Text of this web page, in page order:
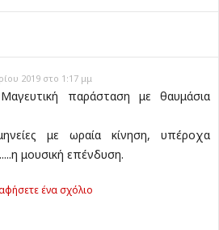
2019 στο 1:17 μμ
παράσταση με θαυμάσια
με ωραία κίνηση, υπέροχα
μουσική επένδυση.
ένα σχόλιο